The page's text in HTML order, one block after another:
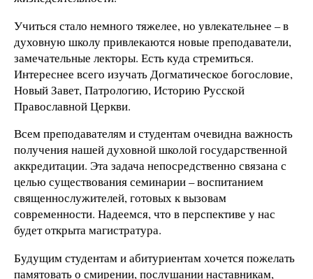
Учиться стало немного тяжелее, но увлекательнее – в
духовную школу привлекаются новые преподаватели,
замечательные лекторы. Есть куда стремиться.
Интереснее всего изучать Догматическое богословие,
Новый Завет, Патрологию, Историю Русской
Православной Церкви.
Всем преподавателям и студентам очевидна важность
получения нашей духовной школой государственной
аккредитации. Эта задача непосредственно связана с
целью существования семинарии – воспитанием
священнослужителей, готовых к вызовам
современности. Надеемся, что в перспективе у нас
будет открыта магистратура.
Будущим студентам и абитуриентам хочется пожелать
памятовать о смирении, послушании наставникам,